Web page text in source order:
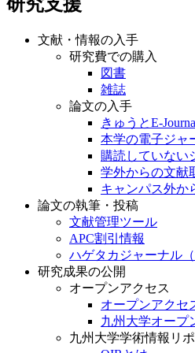
研究支援
文献・情報の入手
研究費での購入
図書
雑誌
論文の入手
きゅうとE-
本学の電子ジャ
購読していない
学外からの文献
キャンパス外か
論文の執筆・投稿
文献管理ツール
APC割引情報
ハゲタカジャーナル（
研究成果の公開
オープンアクセス
オープンアクセ
九州大学オープ
九州大学学術情報リ